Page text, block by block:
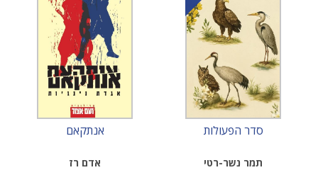
סדר הפעולות
תמר נשר-רטי
אנתקאם
אדם רז